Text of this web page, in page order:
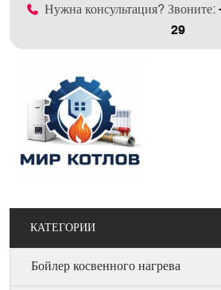
Нужна консультация? Звоните:
29
КАТЕГОРИИ
Бойлер косвенного нагрева